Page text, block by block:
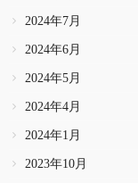
2024年7月
2024年6月
2024年5月
2024年4月
2024年1月
2023年10月